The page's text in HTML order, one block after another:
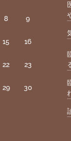
8 9
15 16
22 23
29 30